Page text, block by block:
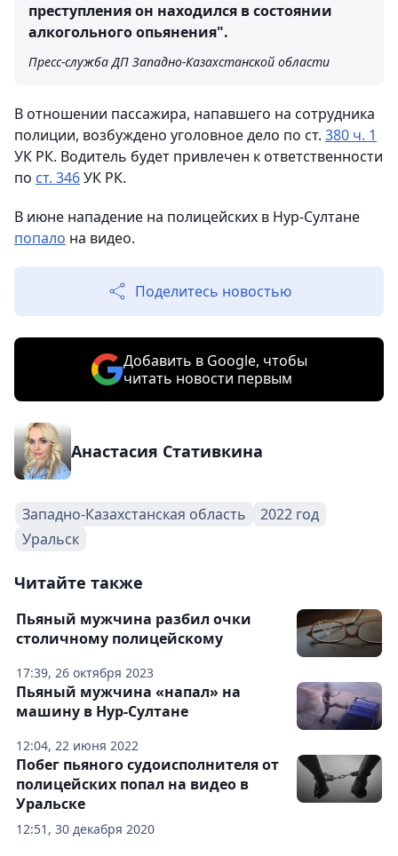
преступления он находился в состоянии
алкогольного опьянения".
Пресс-служба ДП Западно-Казахстанской области
В отношении пассажира, напавшего на сотрудника
полиции, возбуждено уголовное дело по ст. 380 ч. 1
УК РК. Водитель будет привлечен к ответственности
по ст. 346УК РК.
В июне нападение на полицейских в Нур-Султане
попало на видео.
Поделитесь новостью
Добавить в Google, чтобы
читать новости первым
Анастасия Стативкина
Западно-Казахстанская область
2022 год
Уральск
Читайте также
17:39, 26 октября 2023
Пьяный мужчина разбил очки
столичному полицейскому
12:04, 22 июня 2022
Пьяный мужчина «напал» на
машину в Нур-Султане
12:51, 30 декабря 2020
Побег пьяного судоисполнителя от
полицейских попал на видео в
Уральске